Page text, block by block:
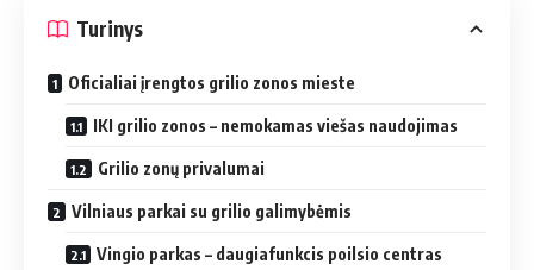
Turinys
Oficialiai įrengtos grilio zonos mieste
IKI grilio zonos – nemokamas viešas naudojimas
Grilio zonų privalumai
Vilniaus parkai su grilio galimybėmis
Vingio parkas – daugiafunkcis poilsio centras